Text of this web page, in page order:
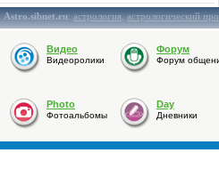
Astro.sibnet.ru:астрология,астрологический
Видео
Видеоролики
Форум
Форум
Photo
Фотоальбомы
Day
Дневники